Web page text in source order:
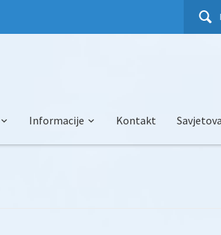
Pretraži:
Informacije Kontakt